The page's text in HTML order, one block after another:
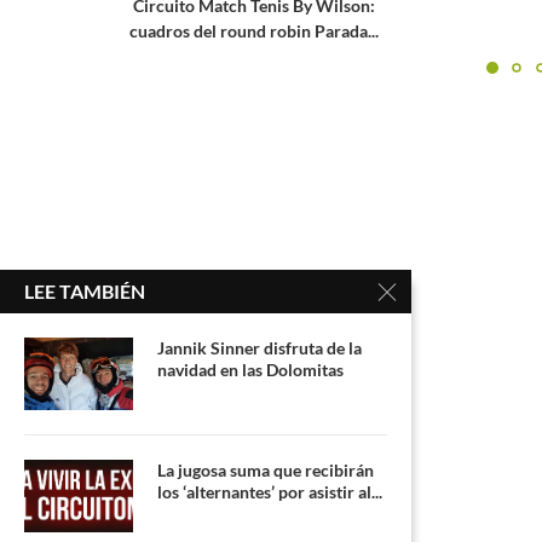
LEE TAMBIÉN
Jannik Sinner disfruta de la
navidad en las Dolomitas
La jugosa suma que recibirán
los ‘alternantes’ por asistir al...